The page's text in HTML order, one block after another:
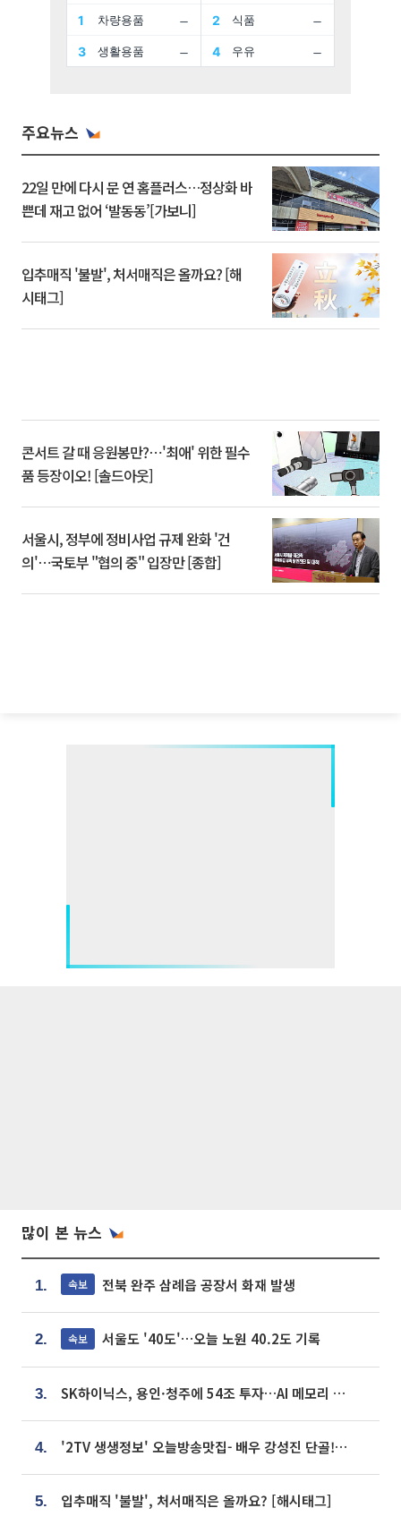
주요뉴스
22일 만에 다시 문 연 홈플러스…정상화 바
쁜데 재고 없어 ‘발동동’[가보니]
입추매직 '불발', 처서매직은 올까요? [해
시태그]
콘서트 갈 때 응원봉만?⋯'최애' 위한 필수
품 등장이오! [솔드아웃]
서울시, 정부에 정비사업 규제 완화 '건
의'⋯국토부 "협의 중" 입장만 [종합]
많이 본 뉴스
1. 속보 전북 완주 삼례읍 공장서 화재 발생
2. 속보 서울도 '40도'…오늘 노원 40.2도 기록
3. SK하이닉스, 용인·청주에 54조 투자…AI 메모리 생산기지 키운다
4. '2TV 생생정보' 오늘방송맛집- 배우 강성진 단골! 쌀국수ㆍ푸팟퐁 커리 맛집 '블○○○'
5. 입추매직 '불발', 처서매직은 올까요? [해시태그]